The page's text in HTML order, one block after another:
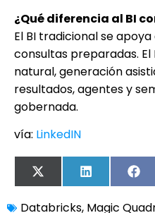
¿Qué diferencia al BI
El BI tradicional se
consultas preparadas. El
natural, generación
resultados, agentes y
gobernada.
vía: LinkedIN
X
(Twitter)
LinkedIn
Databricks, Magic